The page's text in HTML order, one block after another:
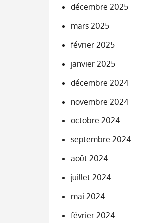
décembre 2025
mars 2025
février 2025
janvier 2025
décembre 2024
novembre 2024
octobre 2024
septembre 2024
août 2024
juillet 2024
mai 2024
février 2024